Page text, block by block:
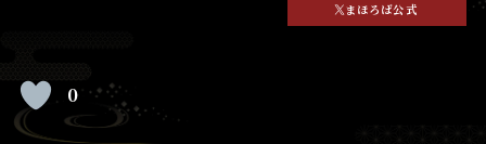
まほろば公式
0